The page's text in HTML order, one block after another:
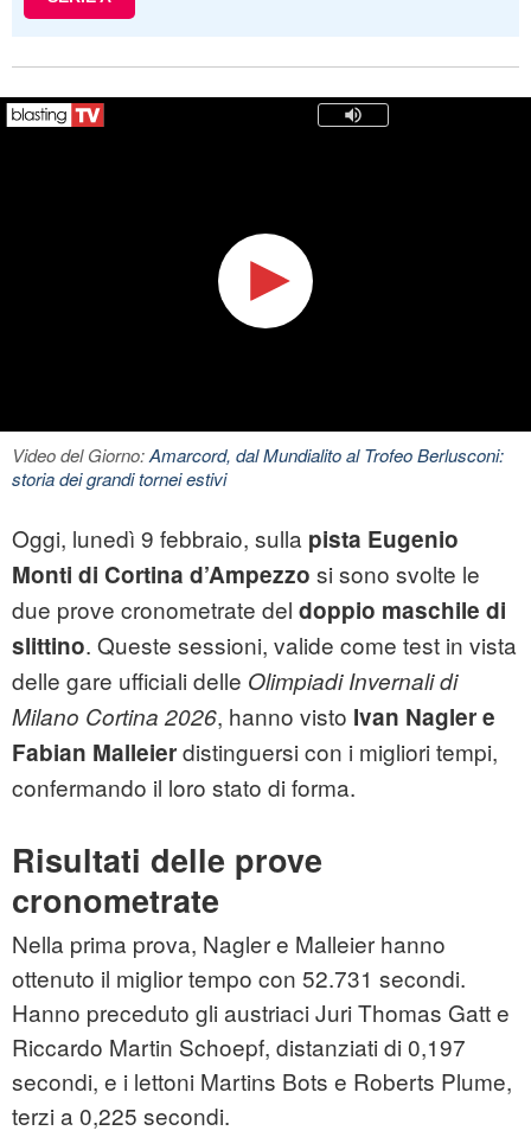
Video del Giorno:Amarcord, dal Mundialito al Trofeo Berlusconi:
storia dei grandi tornei estivi
Oggi, lunedì 9 febbraio, sulla pista Eugenio
Monti di Cortina d’Ampezzo si sono svolte le
due prove cronometrate del doppio maschile di
slittino. Queste sessioni, valide come test in vista
delle gare ufficiali delle Olimpiadi Invernali di
Milano Cortina 2026, hanno visto Ivan Nagler e
Fabian Malleierdistinguersi con i migliori tempi,
confermando il loro stato di forma.
Risultati delle prove
cronometrate
Nella prima prova, Nagler e Malleier hanno
ottenuto il miglior tempo con 52.731 secondi.
Hanno preceduto gli austriaci Juri Thomas Gatt e
Riccardo Martin Schoepf, distanziati di 0,197
secondi, e i lettoni Martins Bots e Roberts Plume,
terzi a 0,225 secondi.